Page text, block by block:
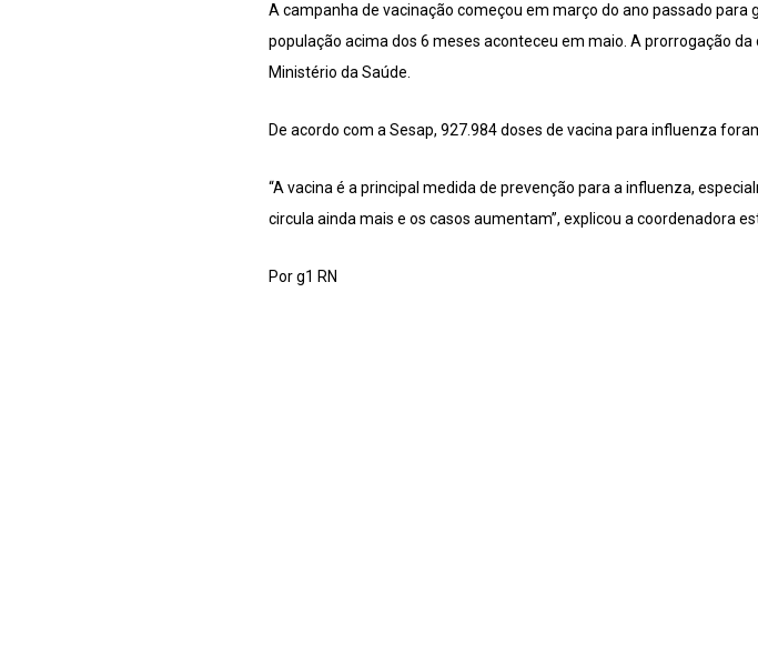
A campanha de vacinação começou em março do ano passado para
população acima dos 6 meses aconteceu em maio. A prorrogação
Ministério da Saúde.
De acordo com a Sesap, 927.984 doses de vacina para influenza
“A vacina é a principal medida de prevenção para a influenza,
circula ainda mais e os casos aumentam”, explicou a coordenadora
Por g1 RN